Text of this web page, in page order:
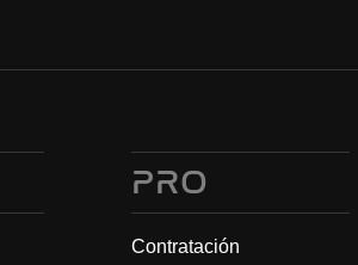
PRO
Contratación